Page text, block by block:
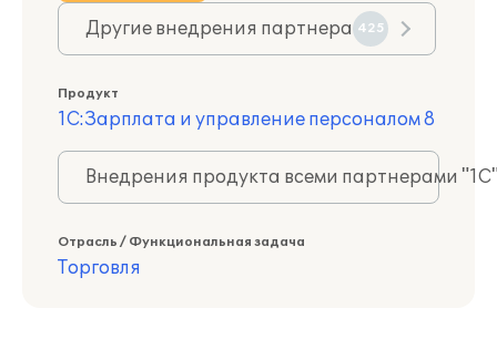
Другие внедрения партнера 425
Продукт
1С:Зарплата и управление персоналом 8
Внедрения продукта всеми партнерами
Отрасль / Функциональная задача
Торговля